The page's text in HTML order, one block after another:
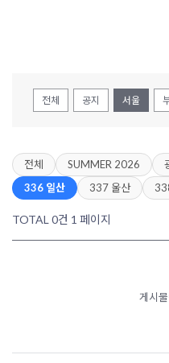
전체 공지 서울
전체 SUMMER 2026
336 일산
337 울산
TOTAL 0건 1 페이지
게시